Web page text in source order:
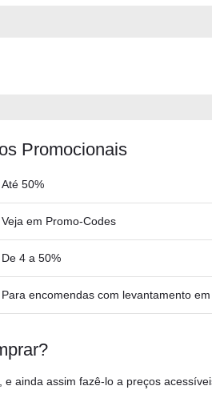
Promocionais
Até 50%
Veja em Promo-Codes
De 4 a 50%
Para encomendas com levantamento
ainda assim fazê-lo a preços